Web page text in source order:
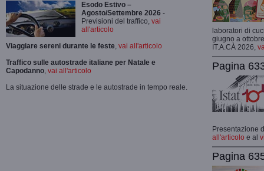
Esodo Estivo –
Agosto/Settembre 2026 -
Previsioni del traffico, vai
all'articolo
Viaggiare sereni durante le feste, vai all'articolo
Traffico sulle autostrade italiane per Natale e
Capodanno, vai all'articolo
La situazione delle strade e le autostrade in tempo reale.
laboratori di
giugno a
IT.A.CÀ 2026,
Pagina
Presentazione
all'articolo e al
Pagina